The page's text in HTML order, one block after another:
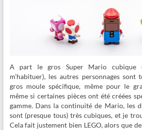
A part le gros Super Mario cubique
m’habituer), les autres personnages sont
gros moule spécifique, même pour le
même si certaines pièces ont été créées
gamme. Dans la continuité de Mario, les
sont (presque tous) très cubiques, et je
Cela fait justement bien LEGO, alors que